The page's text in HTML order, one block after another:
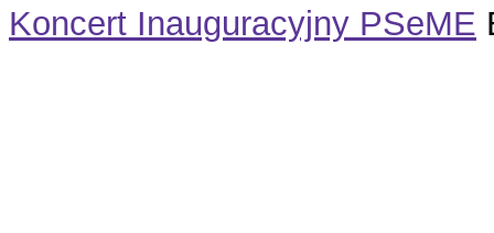
Koncert Inauguracyjny PSeME